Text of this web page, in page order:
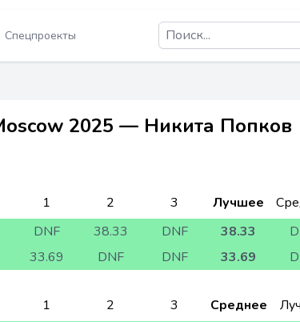
Спецпроекты
2025 — Никита Попков
1 2 3 Лучшее
DNF 38.33 DNF 38.33
33.69 DNF DNF 33.69
1 2 3 Среднее